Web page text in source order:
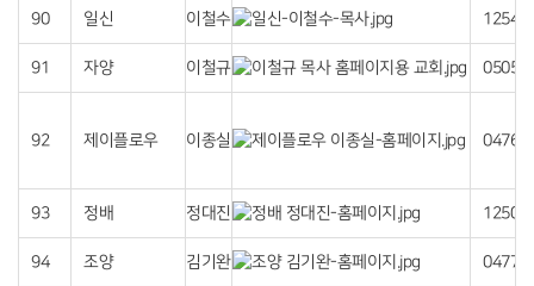
90 일신 이철수 12542
91 자양 이철규 05053
92 제이플로우 이종실 04769
93 정배 정대진 12501
94 조양 김기완 04779